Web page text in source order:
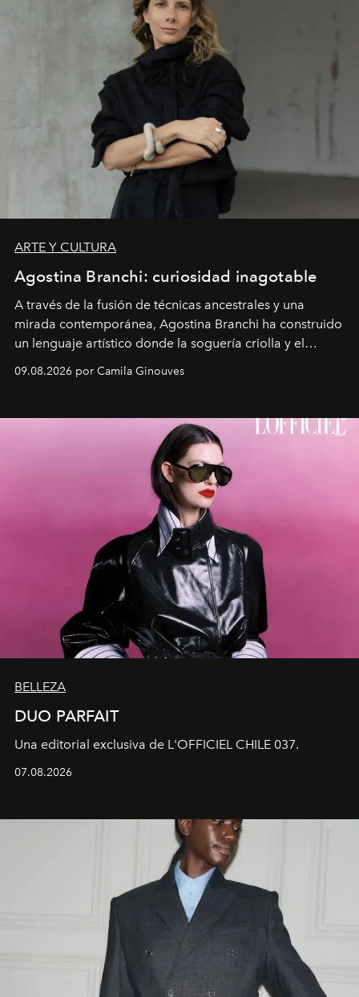
ARTE Y CULTURA
Agostina Branchi: curiosidad inagotable
A través de la fusión de técnicas ancestrales y una
mirada contemporánea, Agostina Branchi ha construido
un lenguaje artístico donde la soguería criolla y el
como fluidas. En septiembre la artista presentará una
Montecarmelo.
09.08.2026 por Camila Ginouves
BELLEZA
DUO PARFAIT
Una editorial exclusiva de L'OFFICIEL CHILE 037.
07.08.2026